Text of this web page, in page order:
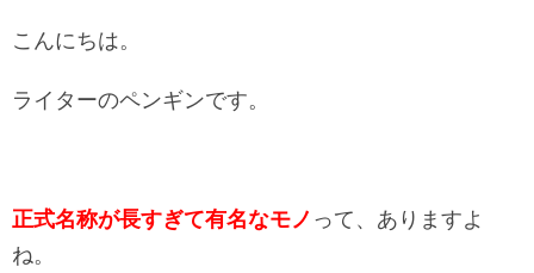
こんにちは。
ライターのペンギンです。
正式名称が長すぎて有名なモノ って、ありますよ
ね。